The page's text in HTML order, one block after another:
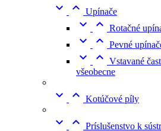
  Upínače
  Rotačné
  Pevné
  Vstavané
všeobecne
  Kotúčové píly
  Príslušenstvo k